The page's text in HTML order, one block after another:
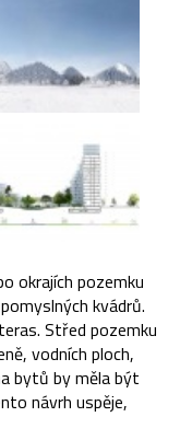
okrajích pozemku
kvádrů.
Střed pozemku
vodních ploch,
bytů by měla být
návrh uspěje,